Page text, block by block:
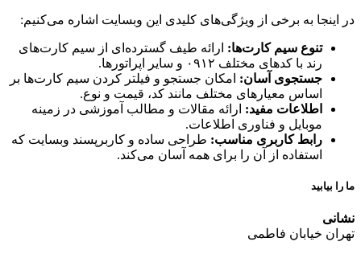
به برخی از ویژگی‌های کلیدی این وبسایت اشاره می‌کنیم:
تنوع سیم کارت‌ها:ارائه طیف گسترده‌ای از سیم کارت‌های
رند با کدهای مختلف ۰۹۱۲ و سایر اپراتورها.
جستجوی آسان:امکان جستجو و فیلتر کردن سیم کارت‌ها بر
اساس معیارهای مختلف مانند کد، قیمت و نوع.
اطلاعات مفید:ارائه مقالات و مطالب آموزشی در زمینه
موبایل و فناوری اطلاعات.
رابط کاربری مناسب:طراحی ساده و کاربرپسند وبسایت که
استفاده از آن را برای همه آسان می‌کند.
فاطمی